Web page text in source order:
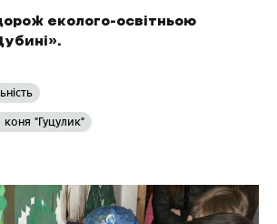
еколого-освітньою
коня "Гуцулик"